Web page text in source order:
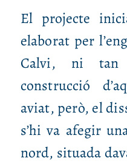
El projecte
elaborat per
Calvi, ni tan
construcció
aviat, però, el
s’hi va afegir
nord, situada